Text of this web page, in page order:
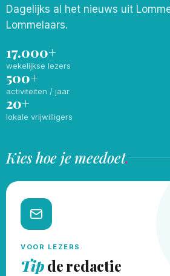
Dagelijks al het nieuws uit
Lommelaars.
17.000+
wekelijkse lezers
500+
activiteiten / jaar
20+
lokale vrijwilligers
Kies hoe je meedoet.
VOOR LEZERS
Tipde redactie